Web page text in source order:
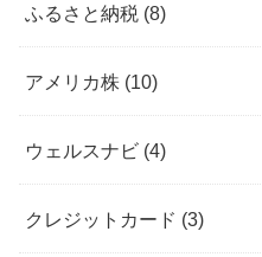
ふるさと納税 (8)
アメリカ株 (10)
ウェルスナビ (4)
クレジットカード (3)